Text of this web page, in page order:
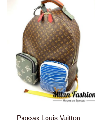
Рюкзак Louis Vuitton